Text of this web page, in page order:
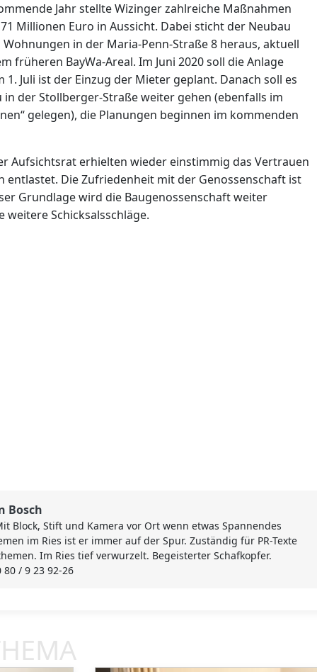
Jahr stellte Wizinger zahlreiche Maßnahmen
Millionen Euro in Aussicht. Dabei sticht der Neubau
in der Maria-Penn-Straße 8 heraus, aktuell
früheren BayWa-Areal. Im Juni 2020 soll die Anlage
Juli ist der Einzug der Mieter geplant. Danach soll es
der Stollberger-Straße weiter gehen (ebenfalls im
gelegen), die Planungen beginnen im kommenden
Aufsichtsrat erhielten wieder einstimmig das Vertrauen
Die Zufriedenheit mit der Genossenschaft ist
Grundlage wird die Baugenossenschaft weiter
Schicksalsschläge.
Bosch
Block, Stift und Kamera vor Ort wenn etwas Spannendes
im Ries ist er immer auf der Spur. Zuständig für PR-Texte
Im Ries tief verwurzelt. Begeisterter Schafkopfer.
80 / 9 23 92-26